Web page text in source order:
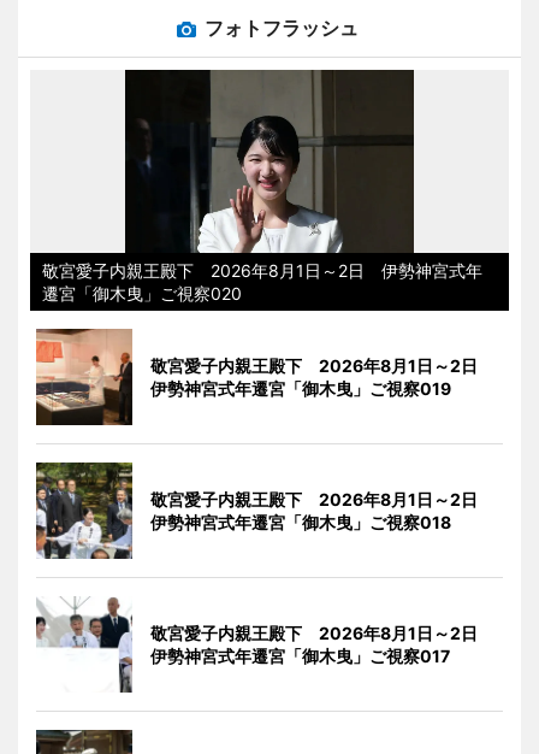
フォトフラッシュ
敬宮愛子内親王殿下 2026年8月1日～2日 伊勢神宮式年
遷宮「御木曳」ご視察020
敬宮愛子内親王殿下 2026年8月1日～2日
伊勢神宮式年遷宮「御木曳」ご視察019
敬宮愛子内親王殿下 2026年8月1日～2日
伊勢神宮式年遷宮「御木曳」ご視察018
敬宮愛子内親王殿下 2026年8月1日～2日
伊勢神宮式年遷宮「御木曳」ご視察017